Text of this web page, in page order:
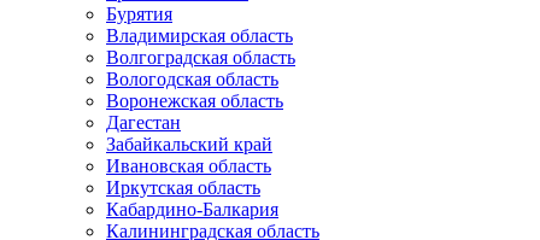
Бурятия
Владимирская область
Волгоградская область
Вологодская область
Воронежская область
Дагестан
Забайкальский край
Ивановская область
Иркутская область
Кабардино-Балкария
Калининградская область